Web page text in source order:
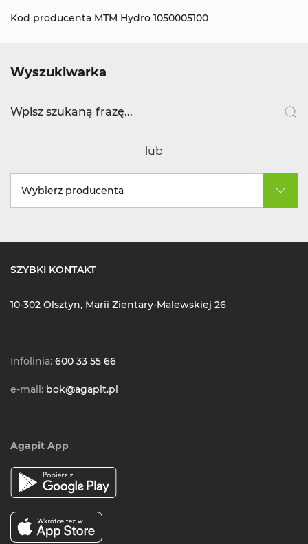
Kod producenta MTM Hydro 1050005100
Wyszukiwarka
lub
Wybierz producenta
SZYBKI KONTAKT
10-302 Olsztyn, Marii Zientary-Malewskiej 26
Infolinia: 600 33 55 66
e-mail: bok@agapit.pl
Agapit App